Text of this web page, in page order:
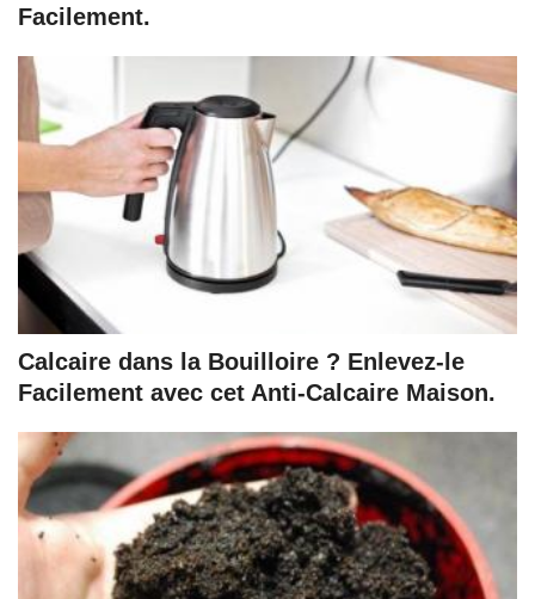
Facilement.
Calcaire dans la Bouilloire ? Enlevez-le
Facilement avec cet Anti-Calcaire Maison.